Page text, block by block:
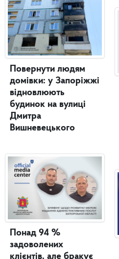
Повернути людям
домівки: у Запоріжжі
відновлюють
будинок на вулиці
Дмитра
Вишневецького
Понад 94 %
задоволених
клієнтів, але бракує